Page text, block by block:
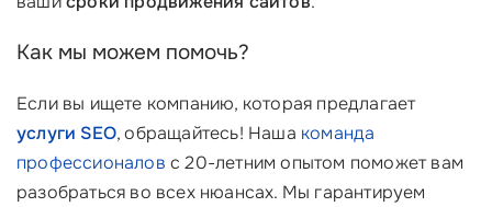
Как мы можем помочь?
Если вы ищете компанию, которая предлагает
услуги SEO, обращайтесь! Наша команда
профессионалов с 20-летним опытом поможет вам
разобраться во всех нюансах. Мы гарантируем